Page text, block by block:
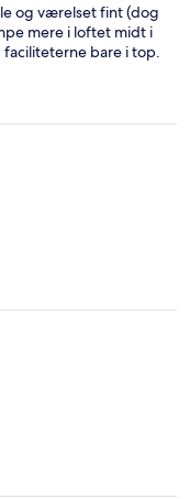
og værelset fint (dog
mere i loftet midt i
bare i top.